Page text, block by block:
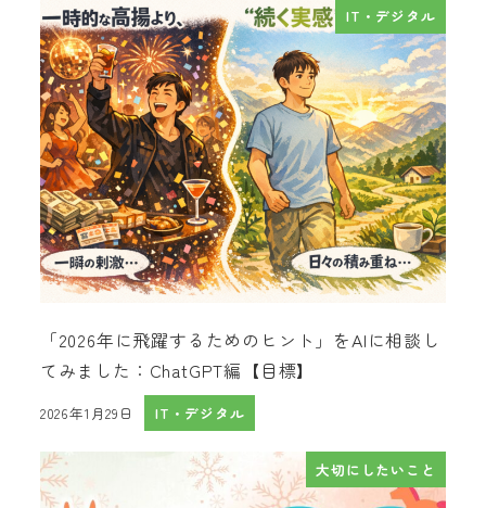
IT・デジタル
「2026年に飛躍するためのヒント」をAIに相談し
てみました：ChatGPT編【目標】
投稿日
2026年1月29日 IT・デジタル
大切にしたいこと